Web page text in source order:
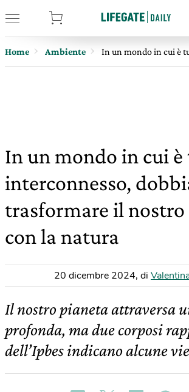
Home Ambiente In un mondo in cui è
In un mondo in cui
interconnesso,
trasformare il
con la natura
20 dicembre 2024, di
Il nostro pianeta attraversa
profonda, ma due corposi
dell’Ipbes indicano alcune